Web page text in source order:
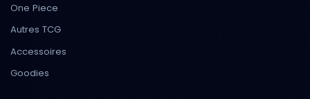
One Piece
Autres TCG
Accessoires
Goodies